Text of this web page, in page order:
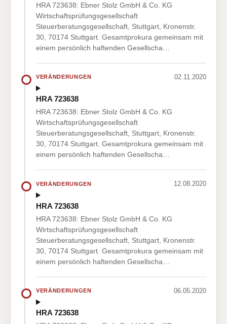
HRA 723638: Ebner Stolz GmbH & Co. KG
Wirtschaftsprüfungsgesellschaft
Steuerberatungsgesellschaft, Stuttgart, Kronenstr.
30, 70174 Stuttgart. Gesamtprokura gemeinsam mit
einem persönlich haftenden Gesellscha…
VERÄNDERUNGEN 02.11.2020
HRA 723638
HRA 723638: Ebner Stolz GmbH & Co. KG
Wirtschaftsprüfungsgesellschaft
Steuerberatungsgesellschaft, Stuttgart, Kronenstr.
30, 70174 Stuttgart. Gesamtprokura gemeinsam mit
einem persönlich haftenden Gesellscha…
VERÄNDERUNGEN 12.08.2020
HRA 723638
HRA 723638: Ebner Stolz GmbH & Co. KG
Wirtschaftsprüfungsgesellschaft
Steuerberatungsgesellschaft, Stuttgart, Kronenstr.
30, 70174 Stuttgart. Gesamtprokura gemeinsam mit
einem persönlich haftenden Gesellscha…
VERÄNDERUNGEN 06.05.2020
HRA 723638